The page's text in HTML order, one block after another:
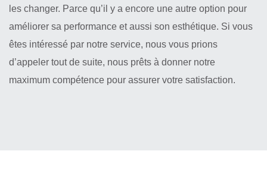
les changer. Parce qu’il y a encore une autre option pour
améliorer sa performance et aussi son esthétique. Si vous
êtes intéressé par notre service, nous vous prions
d’appeler tout de suite, nous prêts à donner notre
maximum compétence pour assurer votre satisfaction.